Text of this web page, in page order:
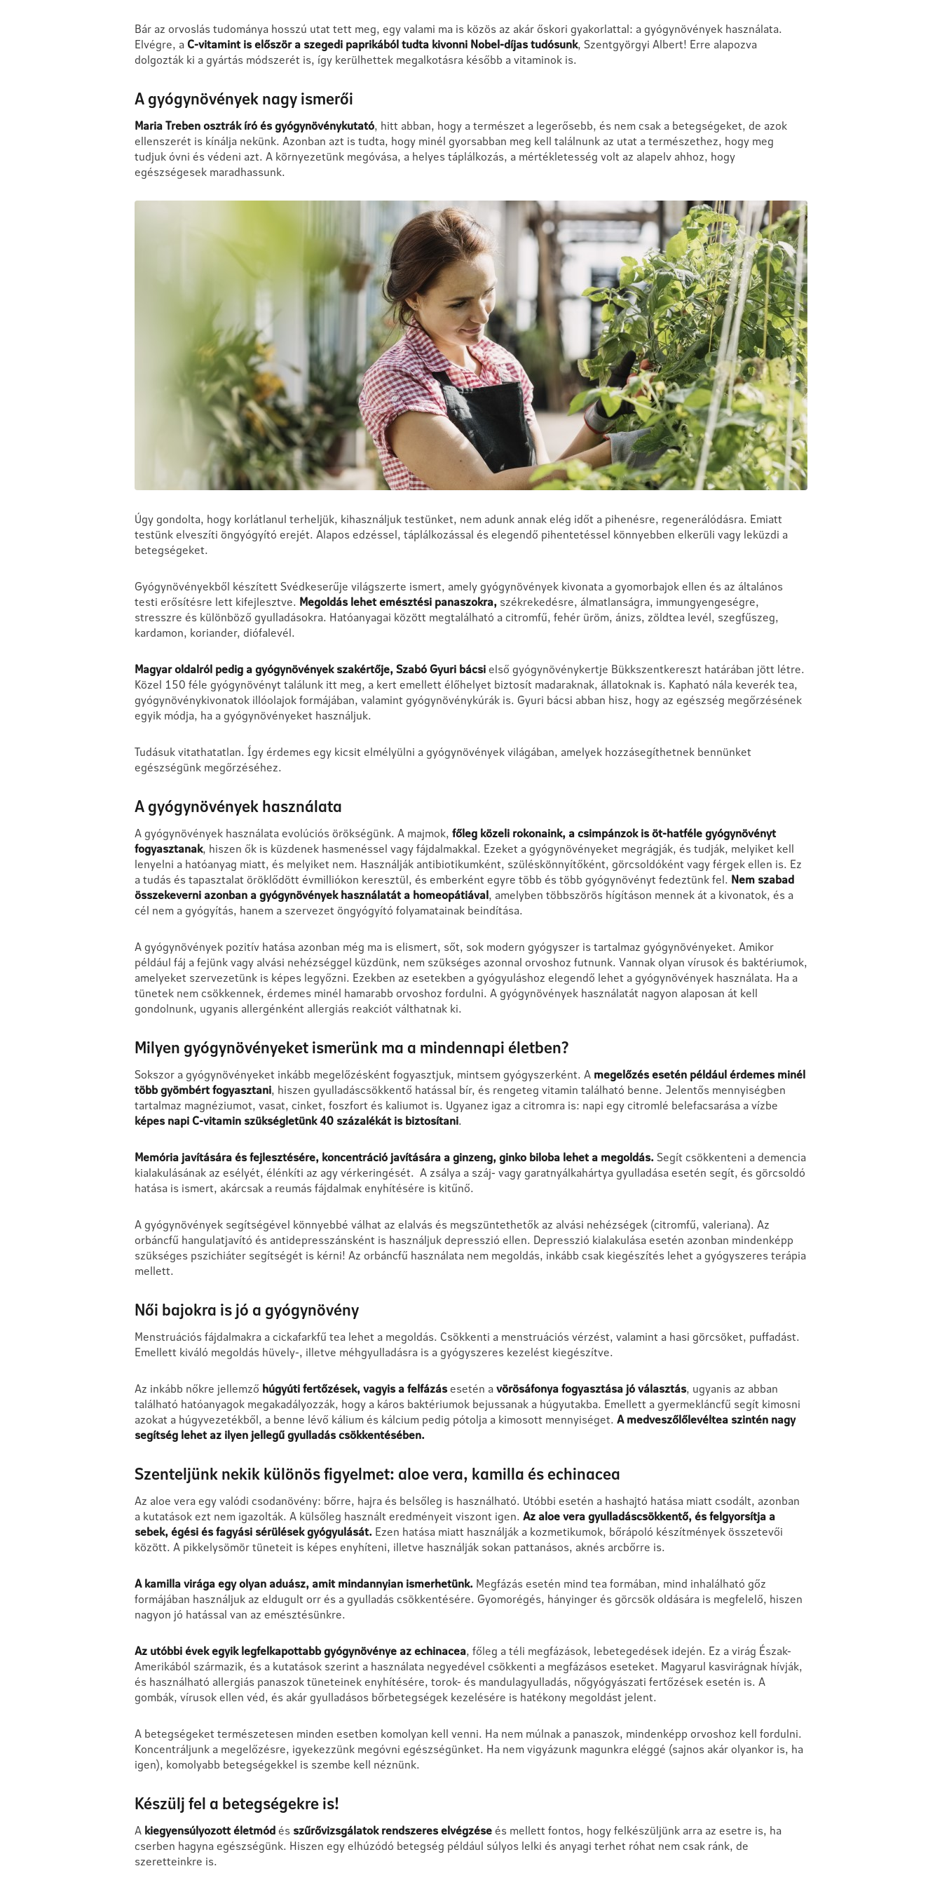
Bár az orvoslás tudománya hosszú utat tett meg, egy valami ma is közös az akár őskori gyakorlattal: a gyógynövények használata.
Elvégre, aC-vitamint is először a szegedi paprikából tudta kivonni Nobel-díjas tudósunk, Szentgyörgyi Albert! Erre alapozva
dolgozták ki a gyártás módszerét is, így kerülhettek megalkotásra később a vitaminok is.
A gyógynövények nagy ismerői
Maria Treben osztrák író és gyógynövénykutató, hitt abban, hogy a természet a legerősebb, és nem csak a betegségeket, de azok
ellenszerét is kínálja nekünk. Azonban azt is tudta, hogy minél gyorsabban meg kell találnunk az utat a természethez, hogy meg
tudjuk óvni és védeni azt. A környezetünk megóvása, a helyes táplálkozás, a mértékletesség volt az alapelv ahhoz, hogy
egészségesek maradhassunk.
Úgy gondolta, hogy korlátlanul terheljük, kihasználjuk testünket, nem adunk annak elég időt a pihenésre, regenerálódásra. Emiatt
testünk elveszíti öngyógyító erejét. Alapos edzéssel, táplálkozással és elegendő pihentetéssel könnyebben elkerüli vagy leküzdi a
betegségeket.
Gyógynövényekből készített Svédkeserűje világszerte ismert, amely gyógynövények kivonata a gyomorbajok ellen és az általános
testi erősítésre lett kifejlesztve. Megoldás lehet emésztési panaszokra, székrekedésre, álmatlanságra, immungyengeségre,
stresszre és különböző gyulladásokra. Hatóanyagai között megtalálható a citromfű, fehér üröm, ánizs, zöldtea levél, szegfűszeg,
kardamon, koriander, diófalevél.
Magyar oldalról pedig a gyógynövények szakértője, Szabó Gyuri bácsielső gyógynövénykertje Bükkszentkereszt határában jött létre.
Közel 150 féle gyógynövényt találunk itt meg, a kert emellett élőhelyet biztosít madaraknak, állatoknak is. Kapható nála keverék tea,
gyógynövénykivonatok illóolajok formájában, valamint gyógynövénykúrák is. Gyuri bácsi abban hisz, hogy az egészség megőrzésének
egyik módja, ha a gyógynövényeket használjuk.
Tudásuk vitathatatlan. Így érdemes egy kicsit elmélyülni a gyógynövények világában, amelyek hozzásegíthetnek bennünket
egészségünk megőrzéséhez.
A gyógynövények használata
A gyógynövények használata evolúciós örökségünk. A majmok, főleg közeli rokonaink, a csimpánzok is öt-hatféle gyógynövényt
fogyasztanak, hiszen ők is küzdenek hasmenéssel vagy fájdalmakkal. Ezeket a gyógynövényeket megrágják, és tudják, melyiket kell
lenyelni a hatóanyag miatt, és melyiket nem. Használják antibiotikumként, szüléskönnyítőként, görcsoldóként vagy férgek ellen is. Ez
a tudás és tapasztalat öröklődött évmilliókon keresztül, és emberként egyre több és több gyógynövényt fedeztünk fel. Nem szabad
összekeverni azonban a gyógynövények használatát a homeopátiával, amelyben többszörös hígításon mennek át a kivonatok, és a
cél nem a gyógyítás, hanem a szervezet öngyógyító folyamatainak beindítása.
A gyógynövények pozitív hatása azonban még ma is elismert, sőt, sok modern gyógyszer is tartalmaz gyógynövényeket. Amikor
például fáj a fejünk vagy alvási nehézséggel küzdünk, nem szükséges azonnal orvoshoz futnunk. Vannak olyan vírusok és baktériumok,
amelyeket szervezetünk is képes legyőzni. Ezekben az esetekben a gyógyuláshoz elegendő lehet a gyógynövények használata. Ha a
tünetek nem csökkennek, érdemes minél hamarabb orvoshoz fordulni. A gyógynövények használatát nagyon alaposan át kell
gondolnunk, ugyanis allergénként allergiás reakciót válthatnak ki.
Milyen gyógynövényeket ismerünk ma a mindennapi életben?
Sokszor a gyógynövényeket inkább megelőzésként fogyasztjuk, mintsem gyógyszerként. A megelőzés esetén például érdemes minél
több gyömbért fogyasztani, hiszen gyulladáscsökkentő hatással bír, és rengeteg vitamin található benne. Jelentős mennyiségben
tartalmaz magnéziumot, vasat, cinket, foszfort és kaliumot is. Ugyanez igaz a citromra is: napi egy citromlé belefacsarása a vízbe
képes napi C-vitamin szükségletünk 40 százalékát is biztosítani.
Memória javítására és fejlesztésére, koncentráció javítására a ginzeng, ginko biloba lehet a megoldás.Segít csökkenteni a demencia
kialakulásának az esélyét, élénkíti az agy vérkeringését. A zsálya a száj- vagy garatnyálkahártya gyulladása esetén segít, és görcsoldó
hatása is ismert, akárcsak a reumás fájdalmak enyhítésére is kitűnő.
A gyógynövények segítségével könnyebbé válhat az elalvás és megszüntethetők az alvási nehézségek (citromfű, valeriana). Az
orbáncfű hangulatjavító és antidepresszánsként is használjuk depresszió ellen. Depresszió kialakulása esetén azonban mindenképp
szükséges pszichiáter segítségét is kérni! Az orbáncfű használata nem megoldás, inkább csak kiegészítés lehet a gyógyszeres terápia
mellett.
Női bajokra is jó a gyógynövény
Menstruációs fájdalmakra a cickafarkfű tea lehet a megoldás. Csökkenti a menstruációs vérzést, valamint a hasi görcsöket, puffadást.
Emellett kiváló megoldás hüvely-, illetve méhgyulladásra is a gyógyszeres kezelést kiegészítve.
Az inkább nőkre jellemző húgyúti fertőzések, vagyis a felfázásesetén avörösáfonya fogyasztása jó választás, ugyanis az abban
található hatóanyagok megakadályozzák, hogy a káros baktériumok bejussanak a húgyutakba. Emellett a gyermekláncfű segít kimosni
azokat a húgyvezetékből, a benne lévő kálium és kálcium pedig pótolja a kimosott mennyiséget. A medveszőlőlevéltea szintén nagy
segítség lehet az ilyen jellegű gyulladás csökkentésében.
Szenteljünk nekik különös figyelmet: aloe vera, kamilla és echinacea
Az aloe vera egy valódi csodanövény: bőrre, hajra és belsőleg is használható. Utóbbi esetén a hashajtó hatása miatt csodált, azonban
a kutatások ezt nem igazolták. A külsőleg használt eredményeit viszont igen. Az aloe vera gyulladáscsökkentő, és felgyorsítja a
sebek, égési és fagyási sérülések gyógyulását. Ezen hatása miatt használják a kozmetikumok, bőrápoló készítmények összetevői
között. A pikkelysömör tüneteit is képes enyhíteni, illetve használják sokan pattanásos, aknés arcbőrre is.
A kamilla virága egy olyan aduász, amit mindannyian ismerhetünk. Megfázás esetén mind tea formában, mind inhalálható gőz
formájában használjuk az eldugult orr és a gyulladás csökkentésére. Gyomorégés, hányinger és görcsök oldására is megfelelő, hiszen
nagyon jó hatással van az emésztésünkre.
Az utóbbi évek egyik legfelkapottabb gyógynövénye az echinacea, főleg a téli megfázások, lebetegedések idején. Ez a virág Észak-
Amerikából származik, és a kutatások szerint a használata negyedével csökkenti a megfázásos eseteket. Magyarul kasvirágnak hívják,
és használható allergiás panaszok tüneteinek enyhítésére, torok- és mandulagyulladás, nőgyógyászati fertőzések esetén is. A
gombák, vírusok ellen véd, és akár gyulladásos bőrbetegségek kezelésére is hatékony megoldást jelent.
A betegségeket természetesen minden esetben komolyan kell venni. Ha nem múlnak a panaszok, mindenképp orvoshoz kell fordulni.
Koncentráljunk a megelőzésre, igyekezzünk megóvni egészségünket. Ha nem vigyázunk magunkra eléggé (sajnos akár olyankor is, ha
igen), komolyabb betegségekkel is szembe kell néznünk.
Készülj fel a betegségekre is!
A kiegyensúlyozott életmódés szűrővizsgálatok rendszeres elvégzéseés mellett fontos, hogy felkészüljünk arra az esetre is, ha
cserben hagyna egészségünk. Hiszen egy elhúzódó betegség például súlyos lelki és anyagi terhet róhat nem csak ránk, de
szeretteinkre is.